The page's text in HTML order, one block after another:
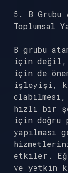
5. B Grubu
Toplumsal
B grubu
için değil,
için de
işleyişi,
olabilmesi,
hızlı bir
için doğru
yapılması
etkiler.
ve yetkin